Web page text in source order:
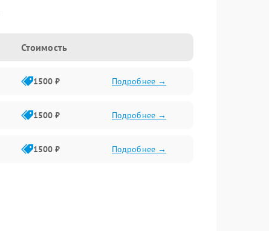
Стоимость
1500 ₽ Подробнее →
1500 ₽ Подробнее →
1500 ₽ Подробнее →